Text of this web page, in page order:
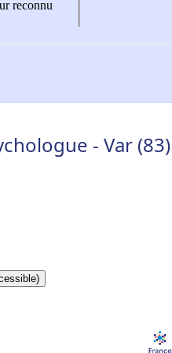
reconnu
- Var (83)